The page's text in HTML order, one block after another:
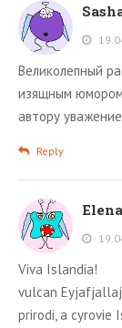
Великолепный
изящным
автору
Reply
Viva Islandia!
vulcan
prirodi, a cyrovie